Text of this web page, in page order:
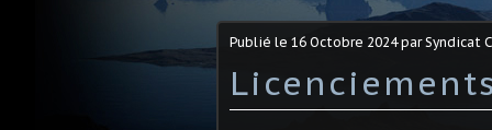
Publié le 16 Octobre 2024par Syndicat
Licenciements